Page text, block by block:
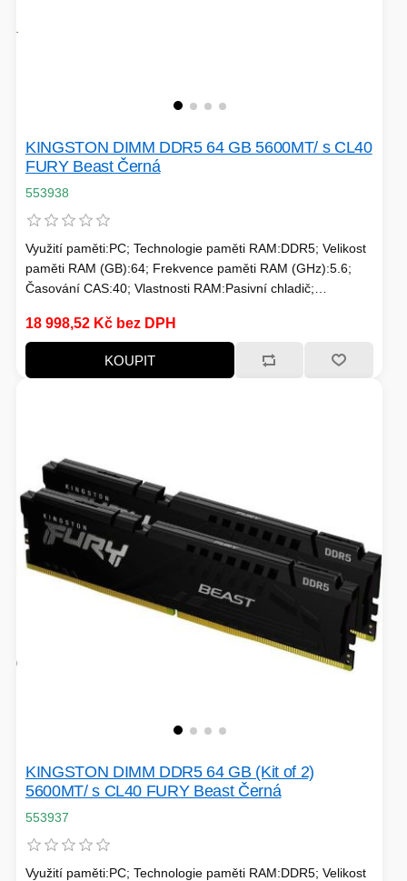
KINGSTON DIMM DDR5 64 GB 5600MT/ s CL40
FURY Beast Černá
553938
Využití paměti:PC; Technologie paměti RAM:DDR5; Velikost
paměti RAM (GB):64; Frekvence paměti RAM (GHz):5.6;
Časování CAS:40; Vlastnosti RAM:Pasivní chladič;
18 998,52 Kč bez DPH
KOUPIT
KINGSTON DIMM DDR5 64 GB (Kit of 2)
5600MT/ s CL40 FURY Beast Černá
553937
Využití paměti:PC; Technologie paměti RAM:DDR5; Velikost